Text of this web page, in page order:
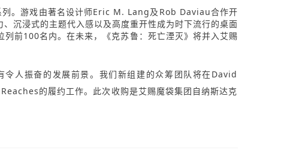
。游戏由著名设计师Eric M. Lang及Rob Daviau合作开
沉浸式的主题代入感以及高度重开性成为时下流行的桌面
前100名内。在未来，《克苏鲁：死亡湮灭》将并入艾赐
人振奋的发展前景。我们新组建的众筹团队将在David
的履约工作。此次收购是艾赐魔袋集团自纳斯达克